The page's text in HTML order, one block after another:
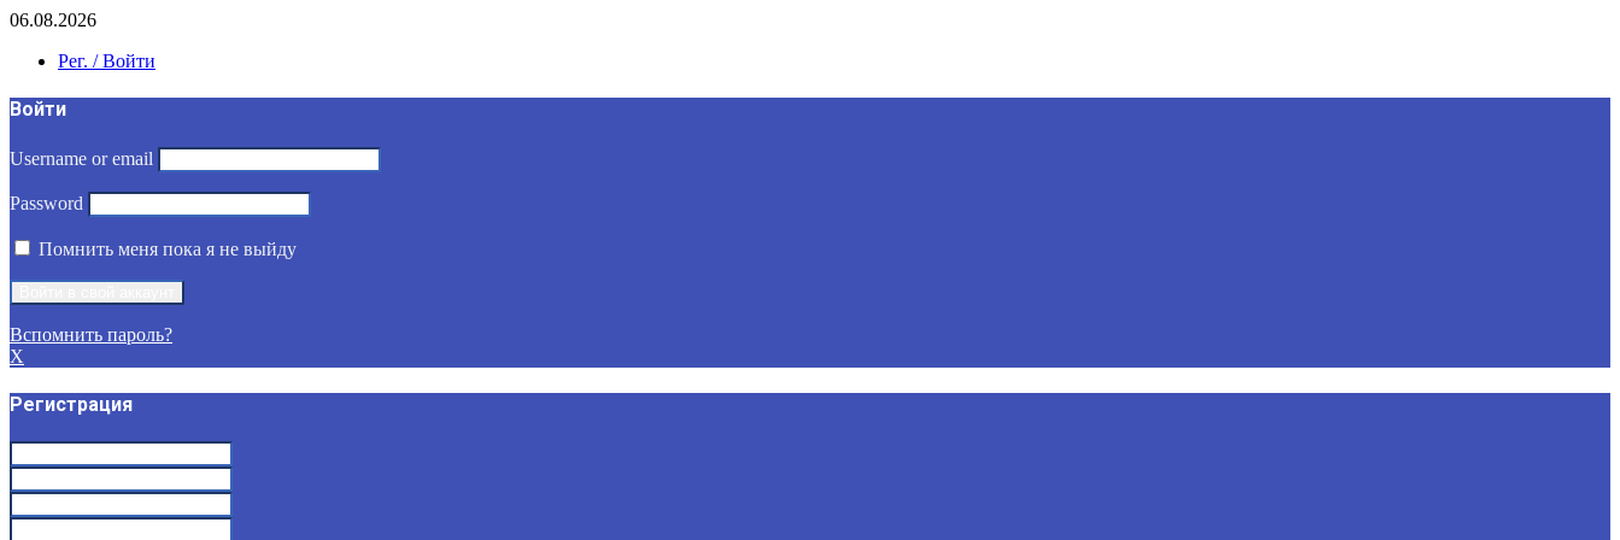
06.08.2026
Рег. / Войти
Войти
Username or email
Password
Помнить меня пока я не выйду
Вспомнить пароль?
X
Регистрация